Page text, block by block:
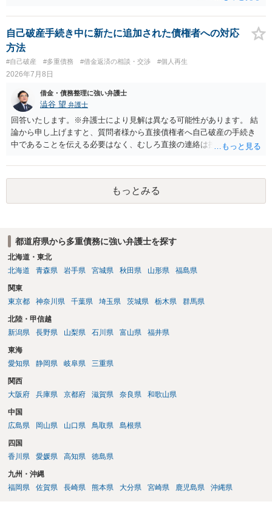
はありません。労働金庫には、書面決議への同意について確認や根回
しをしておけば、問題にならないことも少なくないのではないかと思
います。個人再生の経験豊富な弁護士へ相談されればよいと思いま
す。
自己破産手続き中に新たに追加された債権者への対応
方法
#自己破産 #多重債務 #借金返済の相談・交渉 #個人再生
2026年7月8日
借金・債務整理に強い弁護士
澁谷 望 弁護士
回答いたします。※弁護士により見解は異なる可能性があります。 結
論から申し上げますと、質問者様から直接債権者へ自己破産の手続き
中であることを伝える必要はなく、むしろ直接の連絡は控えるべきと
弁護士からその債権者へ受任通知を送付してもらうのが原則となりま
す。ご自身で直接連絡をしてしまうと、債権者から強い口調で返済を
迫られたり、不適切な約束をさせられたりしてトラブルに発展するリ
スクがあるためおすすめできません。
もっとみる
都道府県から多重債務に強い弁護士を探す
北海道・東北
北海道
青森県 岩手県 宮城県 秋田県 山形県 福島県
関東
東京都
神奈川県 千葉県 埼玉県 茨城県 栃木県 群馬県
北陸・甲信越
新潟県
長野県 山梨県 石川県 富山県 福井県
東海
愛知県
静岡県 岐阜県 三重県
関西
大阪府
兵庫県 京都府 滋賀県 奈良県 和歌山県
中国
広島県
岡山県 山口県 鳥取県 島根県
四国
香川県
愛媛県 高知県 徳島県
九州・沖縄
福岡県
佐賀県 長崎県 熊本県 大分県 宮崎県 鹿児島県 沖縄県